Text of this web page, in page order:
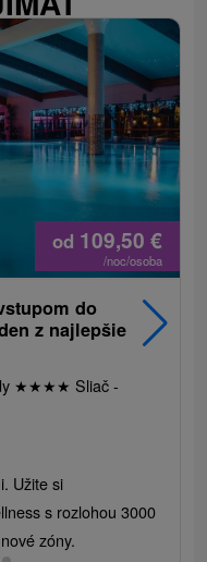
od 109,50 €
/noc/osoba
do
z najlepšie
★★★★ Sliač -
Užite si
s rozlohou 3000
zóny.